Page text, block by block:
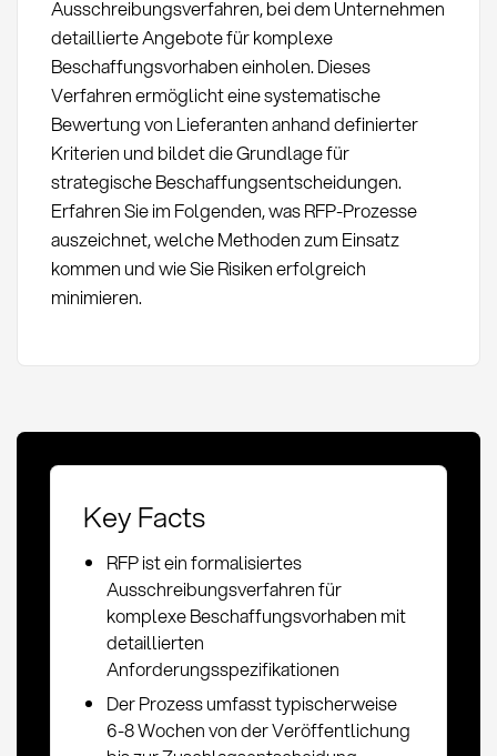
Ausschreibungsverfahren, bei dem Unternehmen
detaillierte Angebote für komplexe
Beschaffungsvorhaben einholen. Dieses
Verfahren ermöglicht eine systematische
Bewertung von Lieferanten anhand definierter
Kriterien und bildet die Grundlage für
strategische Beschaffungsentscheidungen.
Erfahren Sie im Folgenden, was RFP-Prozesse
auszeichnet, welche Methoden zum Einsatz
kommen und wie Sie Risiken erfolgreich
minimieren.
Key Facts
RFP ist ein formalisiertes
Ausschreibungsverfahren für
komplexe Beschaffungsvorhaben mit
detaillierten
Anforderungsspezifikationen
Der Prozess umfasst typischerweise
6-8 Wochen von der Veröffentlichung